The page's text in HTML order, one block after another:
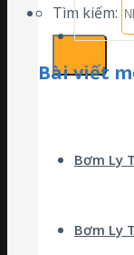
Tìm kiếm:
Bài viết
Bơm Ly
Bơm Ly